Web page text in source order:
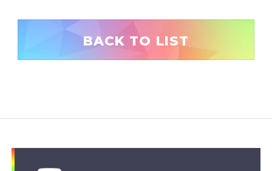
BACK TO LIST